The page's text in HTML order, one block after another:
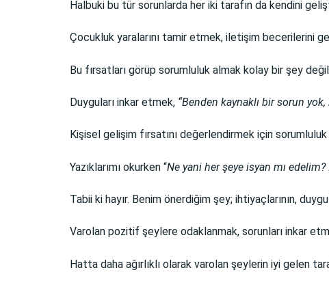
Halbuki bu tür sorunlarda her iki tarafın da kendini
Çocukluk yaralarını tamir etmek, iletişim becerilerini
Bu fırsatları görüp sorumluluk almak kolay bir şey
Duyguları inkar etmek, “Benden kaynaklı bir sorun
Kişisel gelişim fırsatını değerlendirmek için
Yazıklarımı okurken “Ne yani her şeye isyan mı
Tabii ki hayır. Benim önerdiğim şey; ihtiyaçlarının,
Varolan pozitif şeylere odaklanmak, sorunları inkar
Hatta daha ağırlıklı olarak varolan şeylerin iyi gelen